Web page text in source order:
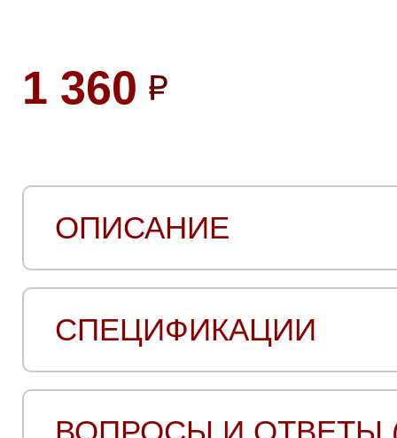
1 360
ОПИСАНИЕ
СПЕЦИФИКАЦИИ
ВОПРОСЫ И ОТВЕТЫ